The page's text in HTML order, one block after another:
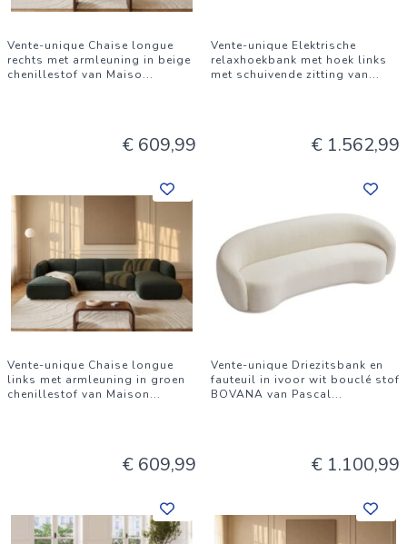
Vente-unique Chaise longue
rechts met armleuning in beige
chenillestof van Maiso...
€ 609,99
Vente-unique Elektrische
relaxhoekbank met hoek links
met schuivende zitting van...
€ 1.562,99
Vente-unique Chaise longue
links met armleuning in groen
chenillestof van Maison...
€ 609,99
Vente-unique Driezitsbank en
fauteuil in ivoor wit bouclé stof
BOVANA van Pascal...
€ 1.100,99